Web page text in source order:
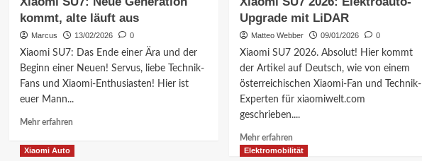
kommt, alte läuft aus
Marcus 13/02/2026 0
Xiaomi SU7: Das Ende einer Ära und der
Beginn einer Neuen! Servus, liebe Technik-
Fans und Xiaomi-Enthusiasten! Hier ist
euer Mann...
Mehr erfahrenMehr
über
Upgrade mit LiDAR
Matteo Webber 09/01/2026 0
Xiaomi SU7 2026. Absolut! Hier kommt
der Artikel auf Deutsch, wie von einem
österreichischen Xiaomi-Fan und Technik-
Experten für xiaomiwelt.com
geschrieben....
Mehr erfahrenMehr
Informationen
Xiaomi Auto Elektromobilität